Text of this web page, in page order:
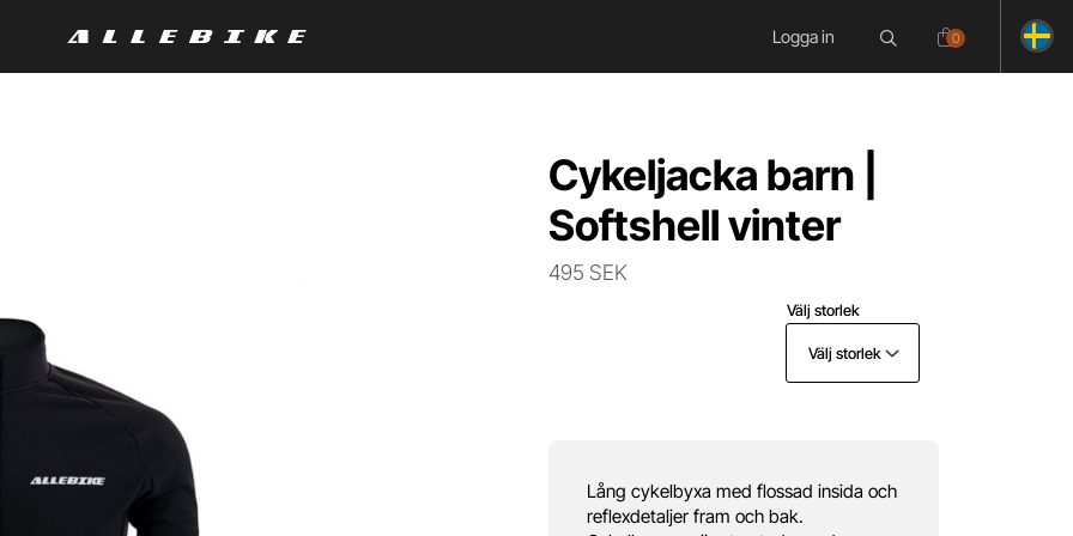
Logga in 0
Cykeljacka barn |
Softshell vinter
495 SEK
Välj storlek
Välj storlek
Lång cykelbyxa med flossad insida och
reflexdetaljer fram och bak.